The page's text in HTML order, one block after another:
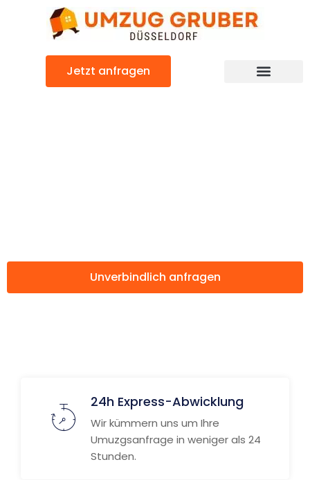
Jetzt anfragen
Unverbindlich anfragen
24h Express-Abwicklung
Wir kümmern uns um Ihre
Umuzgsanfrage in weniger als 24
Stunden.